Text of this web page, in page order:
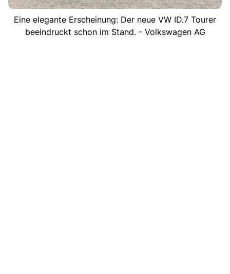
Eine elegante Erscheinung: Der neue VW ID.7 Tourer
beeindruckt schon im Stand. - Volkswagen AG